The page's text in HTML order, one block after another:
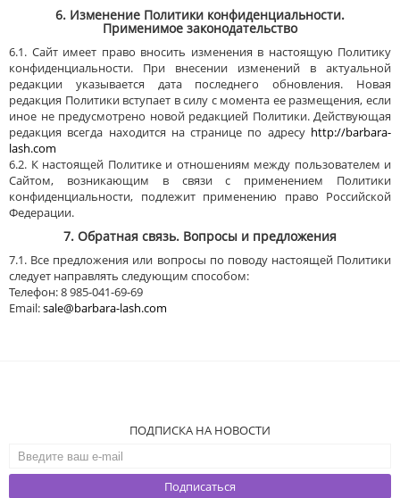
6. Изменение Политики конфиденциальности.
Применимое законодательство
6.1. Сайт имеет право вносить изменения в настоящую Политику
конфиденциальности. При внесении изменений в актуальной
редакции указывается дата последнего обновления. Новая
редакция Политики вступает в силу с момента ее размещения, если
иное не предусмотрено новой редакцией Политики. Действующая
редакция всегда находится на странице по адресу http://barbara-
lash.com
6.2. К настоящей Политике и отношениям между пользователем и
Сайтом, возникающим в связи с применением Политики
конфиденциальности, подлежит применению право Российской
Федерации.
7. Обратная связь. Вопросы и предложения
7.1. Все предложения или вопросы по поводу настоящей Политики
следует направлять следующим способом:
Телефон: 8 985-041-69-69
Email:sale@barbara-lash.com
ПОДПИСКА НА НОВОСТИ
Подписаться